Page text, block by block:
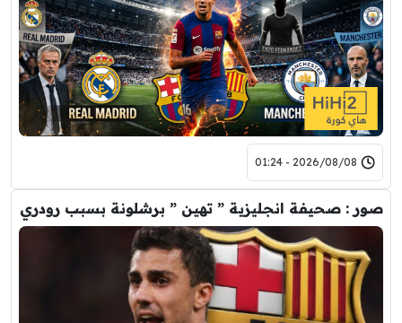
2026/08/08 - 01:24
صور : صحيفة انجليزية ” تهين ” برشلونة بسبب رودري